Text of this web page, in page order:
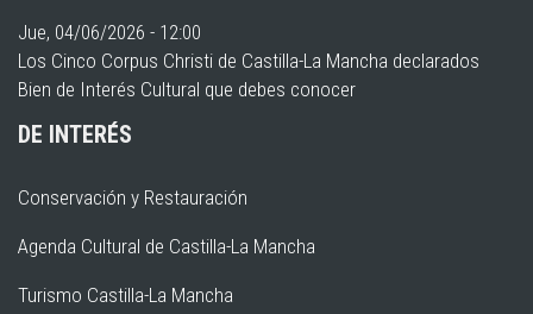
Jue, 04/06/2026 - 12:00
Los Cinco Corpus Christi de Castilla-La Mancha declarados
Bien de Interés Cultural que debes conocer
DE INTERÉS
Conservación y Restauración
Agenda Cultural de Castilla-La Mancha
Turismo Castilla-La Mancha